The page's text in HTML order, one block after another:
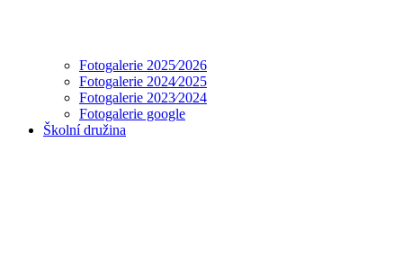
Fotogalerie 2025⁄2026
Fotogalerie 2024⁄2025
Fotogalerie 2023⁄2024
Fotogalerie google
Školní družina